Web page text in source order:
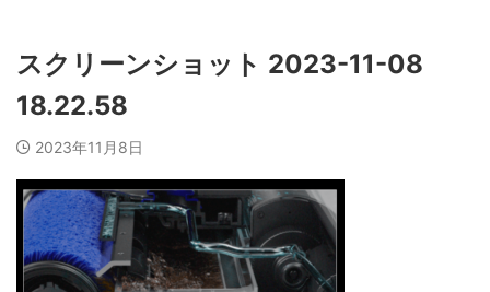
スクリーンショット 2023-11-08
18.22.58
2023年11月8日